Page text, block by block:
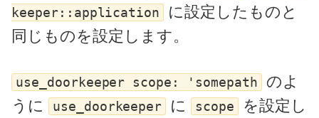
keeper::application
に設定したものと
同じものを設定します。
use_doorkeeper scope: 'somepath のよ
うに
use_doorkeeper に scope を設定し